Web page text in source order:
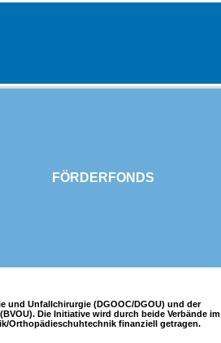
FÖRDERFONDS
und Unfallchirurgie (DGOOC/DGOU) und der
Die Initiative wird durch beide Verbände im
Orthopädieschuhtechnik finanziell getragen.